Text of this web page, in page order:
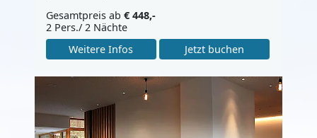
Gesamtpreis ab € 448,-
2 Pers./ 2 Nächte
Weitere Infos
Jetzt buchen